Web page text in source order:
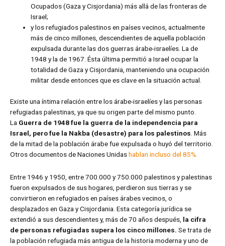
Ocupados (Gaza y Cisjordania) más allá de las fronteras de
Israel;
y los refugiados palestinos en países vecinos, actualmente
más de cinco millones, descendientes de aquella población
expulsada durante las dos guerras árabe-israelíes. La de
1948 y la de 1967. Ésta última permitió a Israel ocupar la
totalidad de Gaza y Cisjordania, manteniendo una ocupación
militar desde entonces que es clave en la situación actual.
Existe una íntima relación entre los árabe-israelíes y las personas
refugiadas palestinas, ya que su origen parte del mismo punto.
La Guerra de 1948 fue la guerra de la independencia para
Israel, pero fue la Nakba (desastre) para los palestinos . Más
de la mitad de la población árabe fue expulsada o huyó del territorio.
Otros documentos de Naciones Unidashablan incluso del 85%.
Entre 1946 y 1950, entre 700.000 y 750.000 palestinos y palestinas
fueron expulsados de sus hogares, perdieron sus tierras y se
convirtieron en refugiados en países árabes vecinos, o
desplazados en Gaza y Cisjordania. Esta categoría jurídica se
extendió a sus descendientes y, más de 70 años después, la cifra
de personas refugiadas supera los cinco millones. Se trata de
la población refugiada más antigua de la historia moderna y uno de